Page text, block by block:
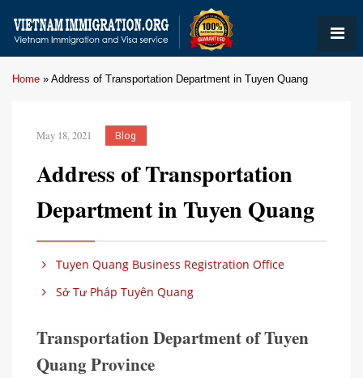
Home » Address of Transportation Department in Tuyen Quang
May 18, 2021 Blog
Address of Transportation
Department in Tuyen Quang
Tuyen Quang Business Registration Office
Sở Tư Pháp Tuyên Quang
Transportation Department of Tuyen
Quang Province